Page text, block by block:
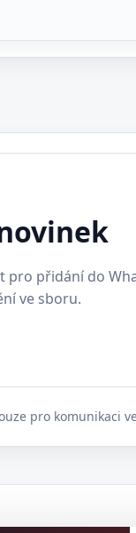
pro přidání do
ve sboru.
pro komunikaci